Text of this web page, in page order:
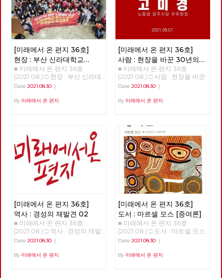
전환을 위한 정치투쟁으로 확대
시키기 위해 노동당은 어떻게 전
환할 것인가, 누구와 함께 무엇
을 할 것인가 토론하고 결정합니
다. 기획 편에서 자세한 소식을
전합니다. 당원들의 관심과 참여
를 기다립니다. [미래에서 온 편
지] 편집위원회 김석정, 나도원,
안보영, 이용규, 적 야, 현 린 [제
목을 누르면 내용을 볼 수 있습
니다.] □ 편지를 띄우며 □ 기획
기당대회를 소개합니다 □ 특집
장 : 부산 신라대학교 청소노동
자 투쟁 승리와 좌파의 역할 □
사람 : 현장을 바꾼 30년의 실천
과 연대 - 고미경 □ 역사 : 경성
의 재발견 02 □ 도서 : 마르셀
모스 [증여론] □ 영화 : 점점 더
깊은 곳으로, 감춰지고 사라지는
들어와 당 대의원으로 참석한 그
날 이후, 그의 삶은 서서히 바뀌
정에 자신도 책임지자고 다짐했
기 때문이다. 뭐라도 해야지 하
고 마음먹은 것이다. 노동당과
당대회 - 당대회는 최고의결기
관 자본주의의 구조적 한계에
‘코로나19’까지 겹친 한국사회의
전환이 필요한 시점, 노동당 정
기당대회가 열린다. 노동당은 여
와 활동성 제고 그리고 정치력
부하고 새로운 활동방식 실험과
적극적인 좌파연대 모색에 주력
했다. 이제 강자정치·부자경제
종식과 정치교체·정치혁명을 주
장하는 사회주의 정당 노동당이
2년 만에 정기당대회를 앞두고
있다. <2021 노동당 정기당대회
> ○ 2021년 9월 11일 (토) 14시 (사
전행사 13시부터) ○ n90센터 지
313) 당대회는 ‘당의 최고의결
기관’으로 ‘당원의 대표자들이
모여 가장 중요한 결정을 하는
회의’이다. 일반적이었다면 현
집행부가 선출된 2019년 가을
이후인 2020년 상반기 즈음에
열렸겠지만, 다들 알다시피 ‘20
대 총선’과 ‘코로나19’가 이어졌
케인과도 같은 의외의 변화를 일
으키기도 했다. 아직도 미래에
수는 없지만, 분명 지난 일년 반
정도의 시간 동안 바이러스 자체
에 대한 지식은 늘어났으며, 완
전하다고 할 수는 없지만 예방백
신과 치료제들이 만들어졌다. 또
한, 어떤 방역체계가 잘 작동하
는지 아닌 지를 판별할 수 있는
경험들도 쌓이기 시작했다. 그와
함께, 이 바이러스의 창궐이 우
리의 삶에 어떤 변화를 가져올까
단초들을 살펴보고자 한다. 코로
나 19 바이러스 팬데믹의 기원이
과도한 개발에 따른 기후위기라
고 한다. 과연 이런 접근은 올바
른 것일까? 코로나 19 바이러스
와 기후위기의 기원은 무엇일
까? 코로나 19 바이러스가 처음
퍼져나가기 시작하던 무렵부터
떠돌던 이 바이러스의 기원에 대
한 하나의 해석이 있다. 코로나
19에 따른 팬데믹이 ‘기후변화와
깊이 연결된 현상’으로, 그 원인
은 단순하게는 동물 바이러스가
인간에게 옮아온 것이나, 이보다
‘좀 더 근본 원인이 있다’면서 그
것이다. 이에 따르면 산림 벌채,
[미래에서 온 편지 36호]
현장 : 부산 신라대학교
청소노동자 투쟁 승리와
좌파의 역할(1)
■ 미래에서 온 편지 36호
(2021.08.) □ 현장 : 부산 신라대
학교 청소노동자 투쟁 승리와 좌
위원장 2014년 신라대 청소노
다. 2014년 5월 13일 79일간 이
어진 신라대 청소노동자 투쟁이
승리로 끝났다. 새천년민주당 을
지로위원회 중재로 신라대 박태
학 총장과 협약서를 작성하여 노
동자 전원 복직과 고용 보장을
보장받았다. 힘겨운 투쟁 끝에
청소노동자들이 학교로 돌아갈
되었다. 2020년 11월 김충석 총
장으로 바뀐 후 신라대는 2021
년 3월 1일부터 청소 용역 업체
와 계약 해지를 단행하고 청소
노동자 집단 해고를 했다. 학교
는 청소노동자 없이 대학에 자체
적으로 청소를 진행하겠다고 했
다. 신라대 청소노동자는 이에
Date 2021.08.30 |
By 미래에서 온 편지
[미래에서 온 편지 36호]
사람 : 현장을 바꾼 30년의
실천과 연대 - 고미경
■ 미래에서 온 편지 36호
(2021.08.) □ 사람 : 현장을 바꾼
30년의 실천과 연대 - 고미경 안
온 편지 36호에서는 현장에서
“제가 가장 좋아하는 단어가 연
대예요. 그리고, 실천이고 그래
서 저는 제가 그런 세상을 만들
기 위해서 오늘 하루도 나보다
어려운 이웃들을 외면하지 않고,
어려운 사업장에 찾아가면서 연
대하는, 실천하는 노동자가 되고
싶어요”
Date 2021.08.30|
By 미래에서 온 편지
[미래에서 온 편지 36호]
역사 : 경성의 재발견 02
■ 미래에서 온 편지 36호
(2021.08.) □ 역사 : 경성의 재발
견 02 >>>>>>>> COMING
Date 2021.08.30 |
By 미래에서 온 편지
[미래에서 온 편지 36호]
도서 : 마르셀 모스 [증여론]
■ 미래에서 온 편지 36호
(2021.08.) □ 도서 : 마르셀 모스
[증여론] 최종왕 / 대전시당 위
을 통해 생산된 재화와 가치가
Date 2021.08.30|
By 미래에서 온 편지